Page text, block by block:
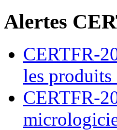
Alertes
CERTFR-
les
CERTFR-